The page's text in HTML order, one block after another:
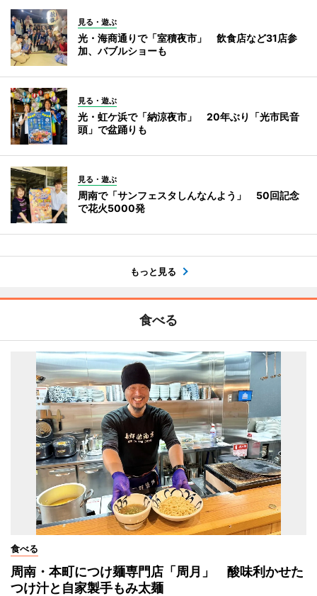
見る・遊ぶ
光・海商通りで「室積夜市」 飲食店など31店参
加、バブルショーも
見る・遊ぶ
光・虹ケ浜で「納涼夜市」 20年ぶり「光市民音
頭」で盆踊りも
見る・遊ぶ
周南で「サンフェスタしんなんよう」 50回記念
で花火5000発
もっと見る
食べる
食べる
周南・本町につけ麺専門店「周月」 酸味利かせた
つけ汁と自家製手もみ太麺